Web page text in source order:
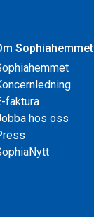
Sophiahemmet
faktura
hos oss